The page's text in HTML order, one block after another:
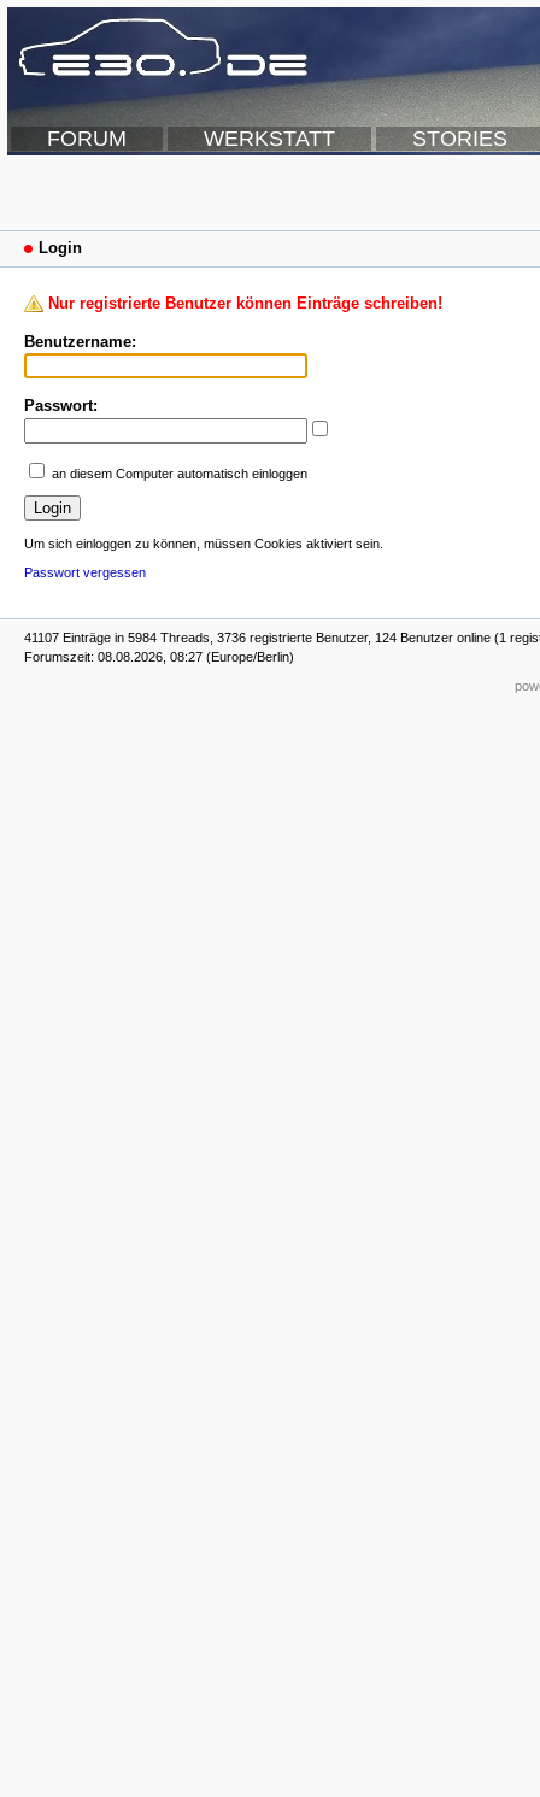
FORUM WERKSTATT STORIES
Login
Nur registrierte Benutzer können Einträge schreiben!
Benutzername:
Passwort:
an diesem Computer automatisch einloggen
Um sich einloggen zu können, müssen Cookies aktiviert sein.
Passwort vergessen
41107 Einträge in 5984 Threads, 3736 registrierte Benutzer, 124 Benutzer online (1
Forumszeit: 08.08.2026, 08:27 (Europe/Berlin)